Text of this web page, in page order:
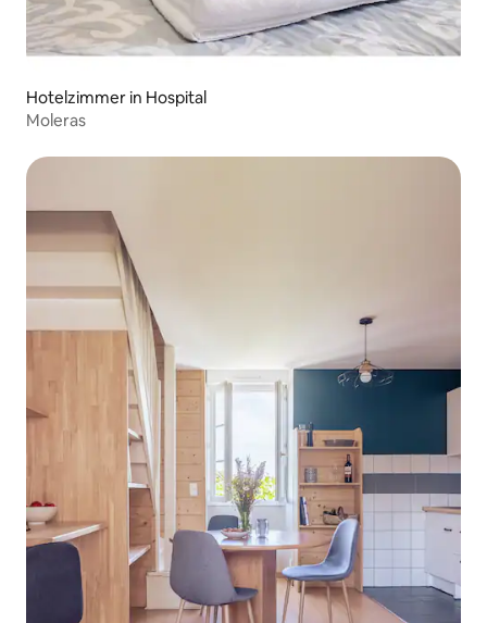
Hotelzimmer in Hospital
Moleras